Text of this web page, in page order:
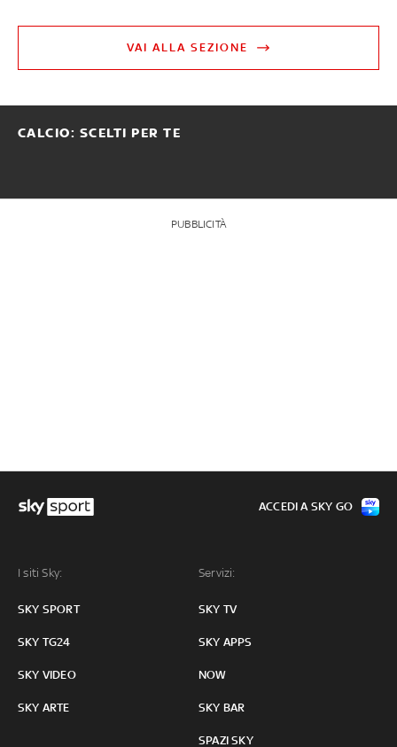
VAI ALLA SEZIONE
CALCIO: SCELTI PER TE
PUBBLICITÀ
I siti Sky:
SKY SPORT
SKY TG24
SKY VIDEO
SKY ARTE
Servizi:
SKY TV
SKY APPS
NOW
SKY BAR
SPAZI SKY
ACCEDI A SKY GO